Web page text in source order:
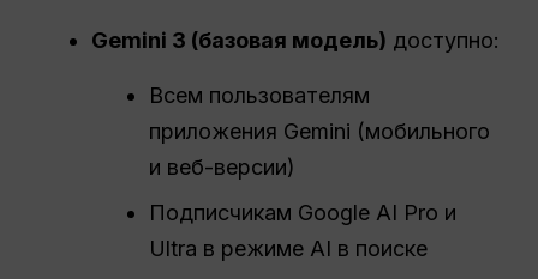
Gemini 3 (базовая модель) доступно:
Всем пользователям
приложения Gemini (мобильного
и веб-версии)
Подписчикам Google AI Pro и
Ultra в режиме AI в поиске